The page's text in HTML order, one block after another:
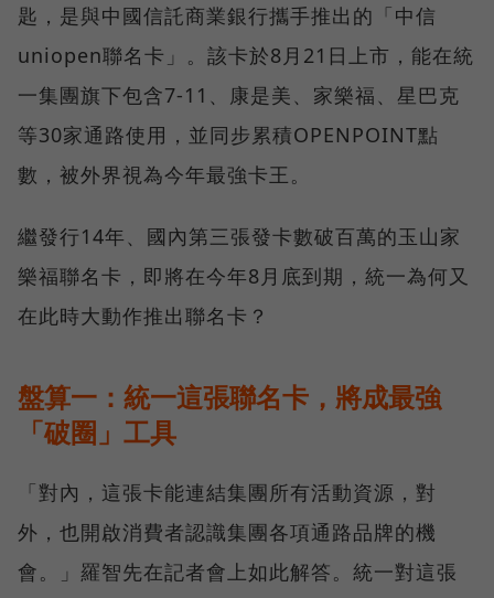
匙，是與中國信託商業銀行攜手推出的「中信
uniopen聯名卡」。該卡於8月21日上市，能在統
一集團旗下包含7-11、康是美、家樂福、星巴克
等30家通路使用，並同步累積OPENPOINT點
數，被外界視為今年最強卡王。
繼發行14年、國內第三張發卡數破百萬的玉山家
樂福聯名卡，即將在今年8月底到期，統一為何又
在此時大動作推出聯名卡？
盤算一：統一這張聯名卡，將成最強
「破圈」工具
「對內，這張卡能連結集團所有活動資源，對
外，也開啟消費者認識集團各項通路品牌的機
會。」羅智先在記者會上如此解答。統一對這張